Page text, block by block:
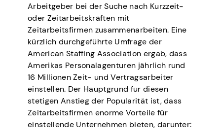
Arbeitgeber bei der Suche nach Kurzzeit-
oder Zeitarbeitskräften mit
Zeitarbeitsfirmen zusammenarbeiten. Eine
kürzlich durchgeführte Umfrage der
American Staffing Association ergab, dass
Amerikas Personalagenturen jährlich rund
16 Millionen Zeit- und Vertragsarbeiter
einstellen. Der Hauptgrund für diesen
stetigen Anstieg der Popularität ist, dass
Zeitarbeitsfirmen enorme Vorteile für
einstellende Unternehmen bieten, darunter: